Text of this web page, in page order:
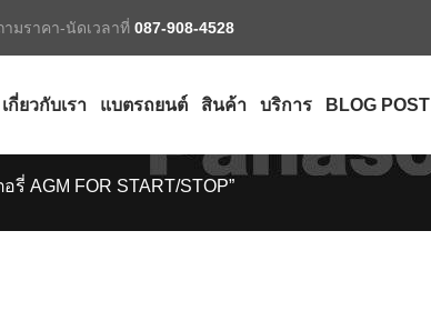
ามราคา-นัดเวลาที่ 087-908-4528
เกี่ยวกับเรา แบตรถยนต์ สินค้า บริการ BLOG POST
AGM FOR START/STOP”